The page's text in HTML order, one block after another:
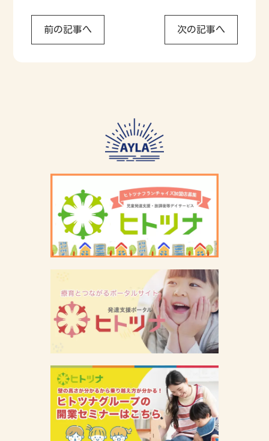
前の記事へ 次の記事へ